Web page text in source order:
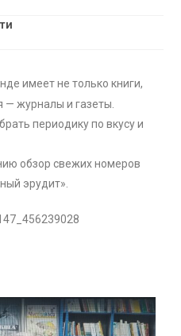
имеет не только книги,
— журналы и газеты.
периодику по вкусу и
обзор свежих номеров
эрудит».